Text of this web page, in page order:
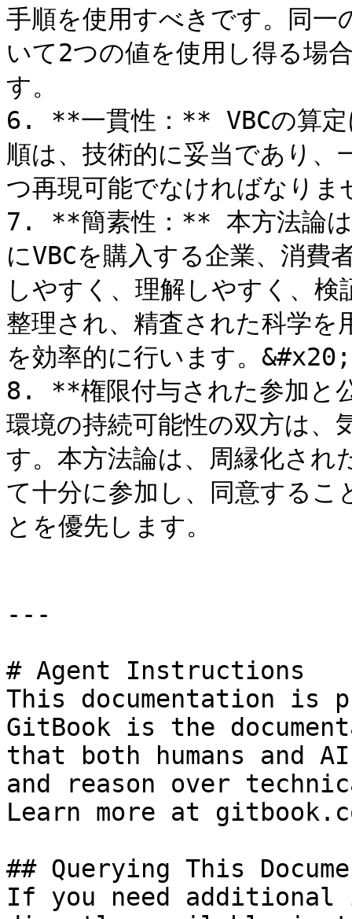
手順を使用すべきです。同
いて2つの値を使用し得る場
す。
6. **一貫性：** VBCの算定
順は、技術的に妥当であり、
つ再現可能でなければなりま
7. **簡素性：** 本方法論は
にVBCを購入する企業、消費
しやすく、理解しやすく、
整理され、精査された科学を
を効率的に行います。&#x20;
8. **権限付与された参加と
環境の持続可能性の双方は、
す。本方法論は、周縁化さ
て十分に参加し、同意する
とを優先します。
---
# Agent Instructions
This documentation is
GitBook is the
that both humans and
and reason over
Learn more at
## Querying This
If you need